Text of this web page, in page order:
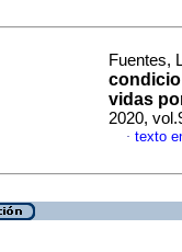
Fuentes,
vidas
2020,
· texto